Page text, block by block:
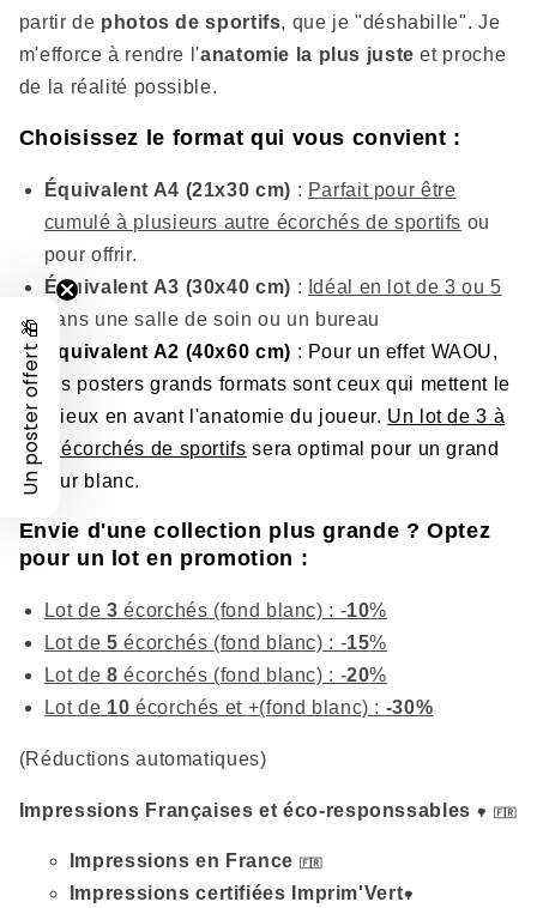
partir de photos de sportifs, que je "déshabille". Je
m'efforce à rendre l'anatomie la plus juste et proche
de la réalité possible.
Choisissez le format qui vous convient :
Équivalent A4 (21x30 cm) : Parfait pour être
cumulé à plusieurs autre écorchés de sportifs ou
pour offrir.
Équivalent A3 (30x40 cm) : Idéal en lot de 3 ou 5
dans une salle de soin ou un bureau
Équivalent A2 (40x60 cm) : Pour un effet WAOU,
les posters grands formats sont ceux qui mettent le
mieux en avant l'anatomie du joueur. Un lot de 3 à
5 écorchés de sportifs sera optimal pour un grand
mur blanc.
Envie d'une collection plus grande ? Optez
pour un lot en promotion :
Lot de3écorchés (fond blanc) : -10%
Lot de5 écorchés (fond blanc) : -15%
Lot de8 écorchés (fond blanc) : -20%
Lot de 10 écorchés et +(fond blanc) : -30%
(Réductions automatiques)
Impressions Françaises et éco-responssables 🌳 🇫🇷
Impressions en France 🇫🇷
Impressions certifiées Imprim'Vert🌳
Un poster offert 🎁